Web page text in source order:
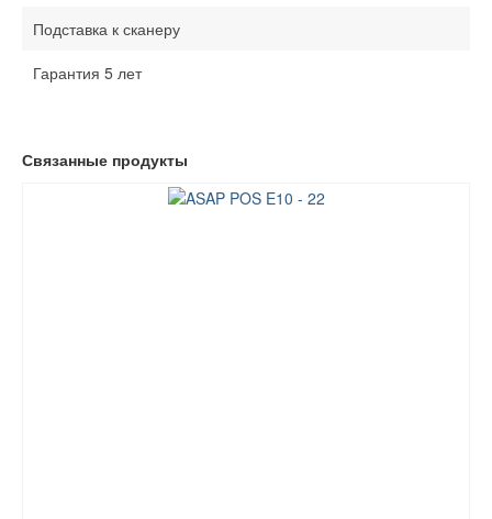
Подставка к сканеру
Гарантия 5 лет
Связанные продукты